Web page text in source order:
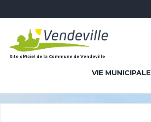
Site officiel de la Commune de Vendeville
VIE MUNICIPALE